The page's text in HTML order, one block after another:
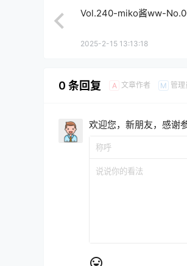
Vol.240-miko酱ww-
2025-2-15 13:13:18
0 条回复 A 文章作者 M 管理
欢迎您，新朋友，感谢